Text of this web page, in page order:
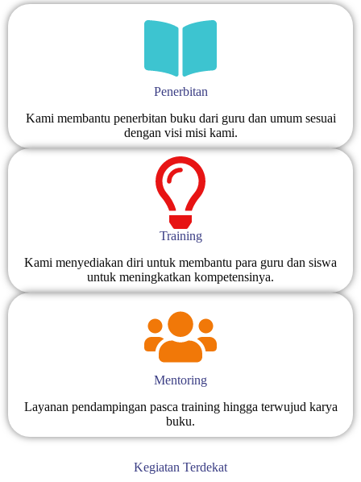
Penerbitan
Kami membantu penerbitan buku dari guru dan umum sesuai
dengan visi misi kami.
Training
Kami menyediakan diri untuk membantu para guru dan siswa
untuk meningkatkan kompetensinya.
Mentoring
Layanan pendampingan pasca training hingga terwujud karya
buku.
Kegiatan Terdekat